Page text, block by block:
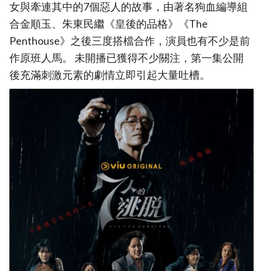
女與牽連其中的7個惡人的故事，由著名狗血編導組
合金順玉、朱東民繼《皇後的品格》《The
Penthouse》之後三度搭檔合作，演員也有不少是前
作原班人馬。 未開播已獲得不少關注，第一集公開
後充滿刺激元素的劇情立即引起大量吐槽。